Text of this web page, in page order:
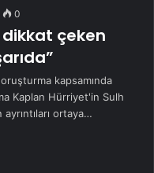
0
çeken
kapsamında
Kaplan Hürriyet'in Sulh
ortaya…